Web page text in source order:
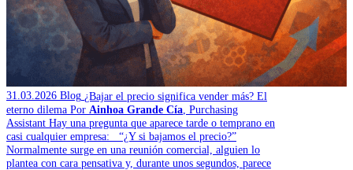
31.03.2026 Blog ¿Bajar el precio significa vender más? El
eterno dilema Por Ainhoa Grande Cía , Purchasing
Assistant Hay una pregunta que aparece tarde o temprano en
casi cualquier empresa: “¿Y si bajamos el precio?”
Normalmente surge en una reunión comercial, alguien lo
plantea con cara pensativa y, durante unos segundos, parece